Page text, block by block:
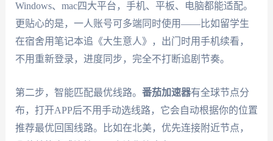
Windows、mac四大平台，手机、平板、电脑都能适配。
更贴心的是，一人账号可多端同时使用——比如留学生
在宿舍用笔记本追《大生意人》，出门时用手机续看，
不用重新登录，进度同步，完全不打断追剧节奏。
第二步，智能匹配最优线路。 番茄加速器有全球节点分
布，打开APP后不用手动选线路，它会自动根据你的位置
推荐最优回国线路。比如在北美，优先连接附近节点，